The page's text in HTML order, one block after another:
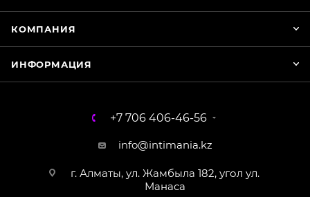
КОМПАНИЯ
ИНФОРМАЦИЯ
+7 706 406-46-56
info@intimania.kz
г. Алматы, ул. Жамбыла 182, угол ул.
Манаса